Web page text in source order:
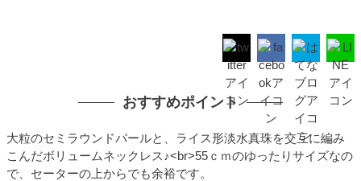
おすすめポイント
大粒のセミラウンドパールと、ライス形淡水真珠を交互に編み
こんだボリュームネックレス♪<br>55ｃｍのゆったりサイズなの
で、セーターの上からでも余裕です。